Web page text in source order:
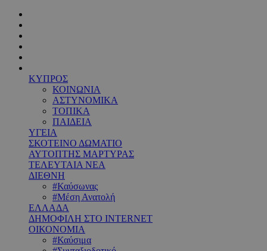
ΚΥΠΡΟΣ
ΚΟΙΝΩΝΙΑ
ΑΣΤΥΝΟΜΙΚΑ
ΤΟΠΙΚΑ
ΠΑΙΔΕΙΑ
ΥΓΕΙΑ
ΣΚΟΤΕΙΝΟ ΔΩΜΑΤΙΟ
ΑΥΤΟΠΤΗΣ ΜΑΡΤΥΡΑΣ
ΤΕΛΕΥΤΑΙΑ ΝΕΑ
ΔΙΕΘΝΗ
#Καύσωνας
#Μέση Ανατολή
ΕΛΛΑΔΑ
ΔΗΜΟΦΙΛΗ ΣΤΟ INTERNET
ΟΙΚΟΝΟΜΙΑ
#Καύσιμα